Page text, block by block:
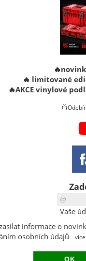
Plastové boxy na
Organizace nářadí
🔥 limitované
🔥AKCE vinylové
Vaše
informace o
osobních údajů